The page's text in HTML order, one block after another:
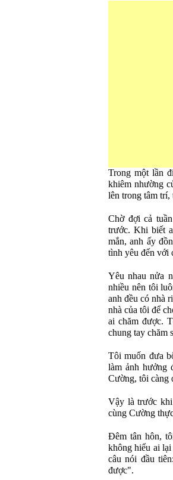
Trong một lần
khiêm nhường
lên trong tâm trí,
Chờ đợi cả
trước. Khi biết
mắn, anh ấy
tình yêu đến với
Yêu nhau nửa
nhiều nên tôi
anh đều có nhà
nhà của tôi để
ai chăm được.
chung tay chăm
Tôi muốn đưa
làm ảnh hưởng
Cường, tôi càng
Vậy là trước
cùng Cường
Đêm tân hôn,
không hiểu ai
câu nói đầu
được".